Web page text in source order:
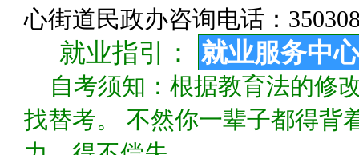
心街道民政办咨询电话：
就业指引： 就业服务中心
自考须知：根据教育法的修
找替考。 不然你一辈子都得背